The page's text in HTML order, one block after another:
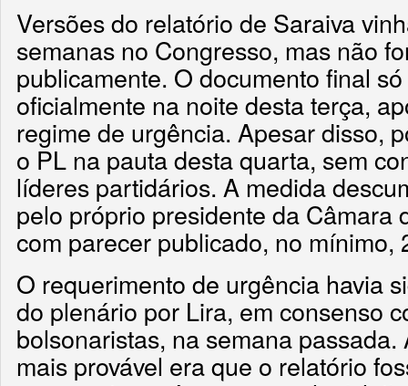
Versões do relatório de Saraiva
semanas no Congresso, mas não
publicamente. O documento final
oficialmente na noite desta terça,
regime de urgência. Apesar disso,
o PL na pauta desta quarta, sem
líderes partidários. A medida
pelo próprio presidente da Câmara
com parecer publicado, no mínimo,
O requerimento de urgência havia
do plenário por Lira, em consenso
bolsonaristas, na semana
mais provável era que o relatório